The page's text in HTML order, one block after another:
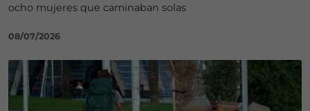
ocho mujeres que caminaban solas
08/07/2026